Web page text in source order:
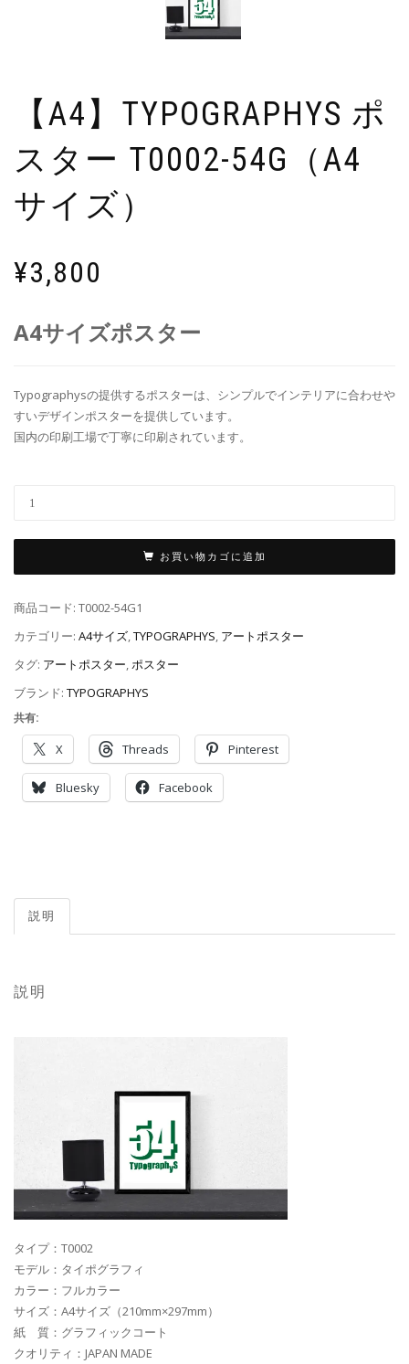
【A4】TYPOGRAPHYS ポ
スター T0002-54G（A4
サイズ）
¥3,800
A4サイズポスター
Typographysの提供するポスターは、シンプルでインテリアに合わせや
すいデザインポスターを提供しています。
国内の印刷工場で丁寧に印刷されています。
お買い物カゴに追加
商品コード: T0002-54G1
カテゴリー: A4サイズ,TYPOGRAPHYS, アートポスター
タグ: アートポスター,ポスター
ブランド: TYPOGRAPHYS
共有:
X Threads Pinterest
Bluesky Facebook
説明
説明
タイプ：T0002
モデル：タイポグラフィ
カラー：フルカラー
サイズ：A4サイズ（210mm×297mm）
紙 質：グラフィックコート
クオリティ：JAPAN MADE